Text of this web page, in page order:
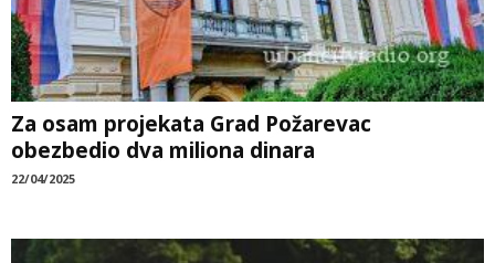
Za osam projekata Grad Požarevac
obezbedio dva miliona dinara
22/04/2025